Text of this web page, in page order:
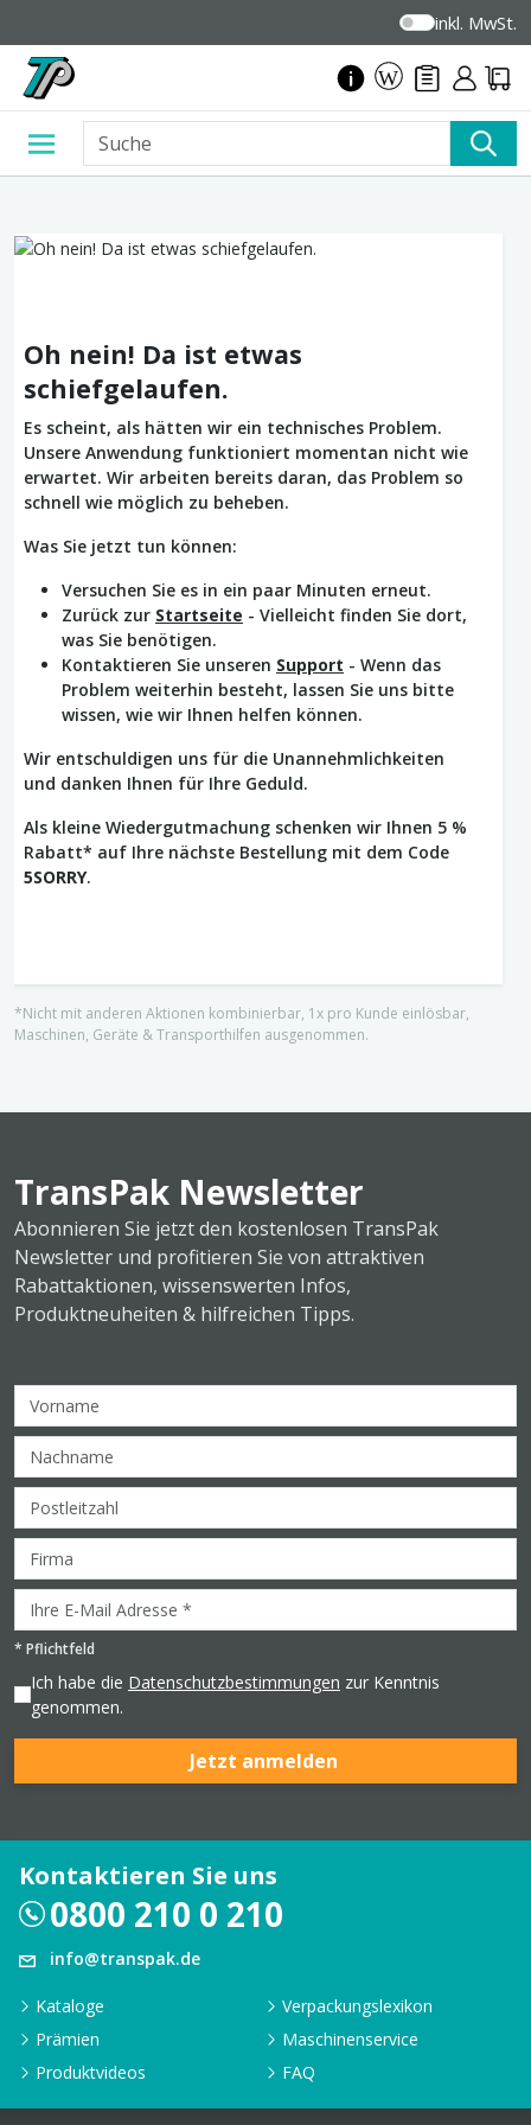
inkl. MwSt.
Oh nein! Da ist etwas
schiefgelaufen.
Es scheint, als hätten wir ein technisches Problem.
Unsere Anwendung funktioniert momentan nicht wie
erwartet. Wir arbeiten bereits daran, das Problem so
schnell wie möglich zu beheben.
Was Sie jetzt tun können:
Versuchen Sie es in ein paar Minuten erneut.
Zurück zur Startseite - Vielleicht finden Sie dort,
was Sie benötigen.
Kontaktieren Sie unseren Support - Wenn das
Problem weiterhin besteht, lassen Sie uns bitte
wissen, wie wir Ihnen helfen können.
Wir entschuldigen uns für die Unannehmlichkeiten
und danken Ihnen für Ihre Geduld.
Als kleine Wiedergutmachung schenken wir Ihnen 5 %
Rabatt* auf Ihre nächste Bestellung mit dem Code
5SORRY.
*Nicht mit anderen Aktionen kombinierbar, 1x pro Kunde einlösbar,
Maschinen, Geräte & Transporthilfen ausgenommen.
TransPak Newsletter
Abonnieren Sie jetzt den kostenlosen TransPak
Newsletter und profitieren Sie von attraktiven
Rabattaktionen, wissenswerten Infos,
Produktneuheiten & hilfreichen Tipps.
* Pflichtfeld
Ich habe die Datenschutzbestimmungen zur Kenntnis
genommen.
Jetzt anmelden
Kontaktieren Sie uns
0800 210 0 210
info@transpak.de
Kataloge
Verpackungslexikon
Prämien
Maschinenservice
Produktvideos
FAQ